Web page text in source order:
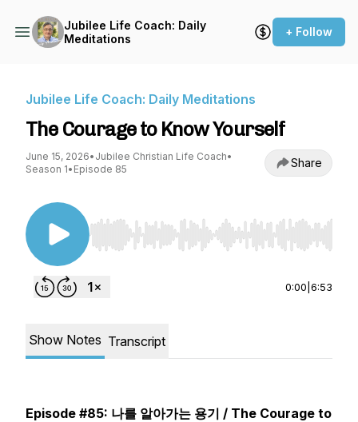
Jubilee Life Coach: Daily
Meditations
+ Follow
Jubilee Life Coach: Daily Meditations
The Courage to Know Yourself
June 15, 2026• Jubilee Christian Life Coach•
Season 1• Episode 85 Share
Use Left/Right to seek, Home/End to jump to
0:00 6:53
Show Notes Transcript
Episode #85: 나를 알아가는 용기 / The Courage to